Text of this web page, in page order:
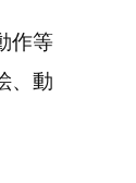
作等
、動